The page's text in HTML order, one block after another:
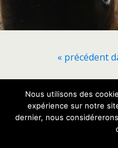
« précédent
Nous utilisons des
expérience sur notre
dernier, nous